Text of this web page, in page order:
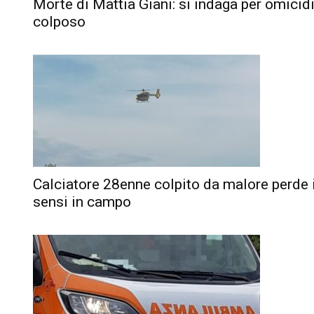
Morte di Mattia Giani: si indaga per
colposo
Calciatore 28enne colpito da malore perde
sensi in campo